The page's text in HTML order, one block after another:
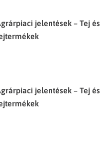
jelentések – Tej és
jelentések – Tej és